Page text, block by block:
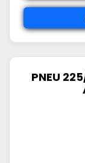
PNEU